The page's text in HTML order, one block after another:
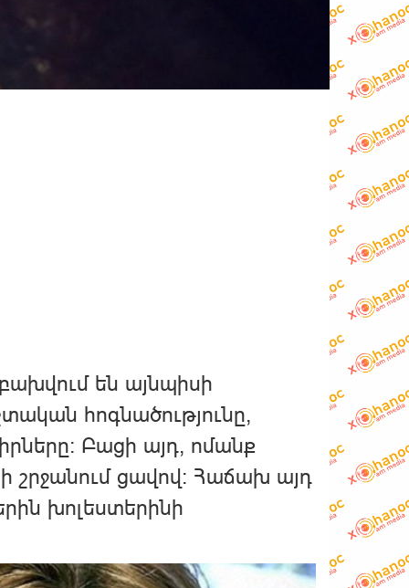
են այնպիսի
​​հոգնածությունը,
Բացի այդ, ոմանք
շրջանում ցավով: Հաճախ այդ
խոլեստերինի